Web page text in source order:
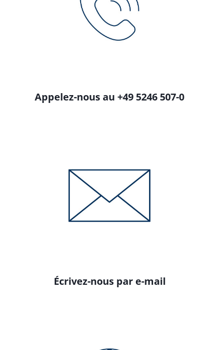
Appelez-nous au +49 5246 507-0
Écrivez-nous par e-mail